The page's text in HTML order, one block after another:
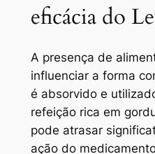
eficácia do
A presença de
influenciar a forma
é absorvido e
refeição rica em
pode atrasar
ação do